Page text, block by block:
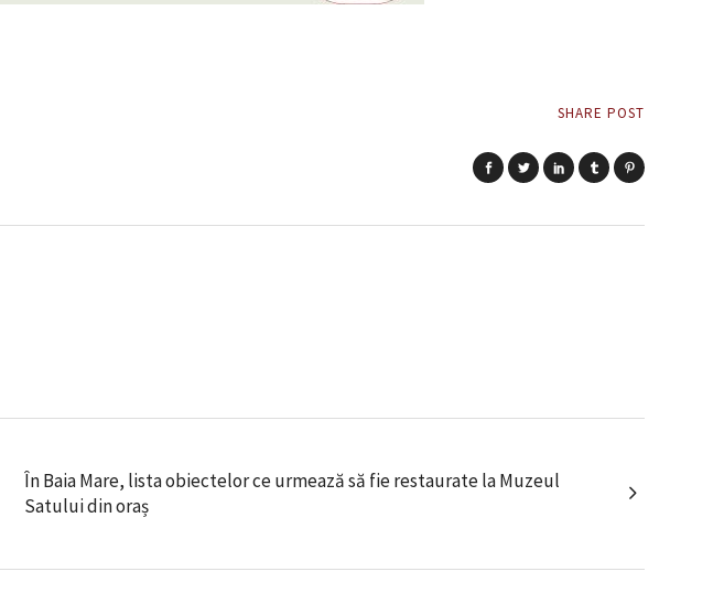
SHARE POST
În Baia Mare, lista obiectelor ce urmează să fie restaurate la Muzeul
Satului din oraș